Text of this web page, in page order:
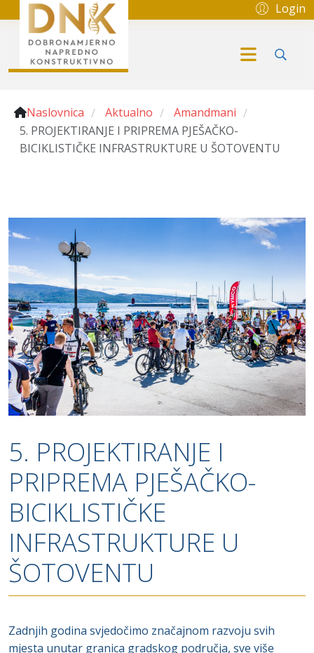
Login
Naslovnica / Aktualno / Amandmani /
5. PROJEKTIRANJE I PRIPREMA PJEŠAČKO-
BICIKLISTIČKE INFRASTRUKTURE U ŠOTOVENTU
5. PROJEKTIRANJE I
PRIPREMA PJEŠAČKO-
BICIKLISTIČKE
INFRASTRUKTURE U
ŠOTOVENTU
Zadnjih godina svjedočimo značajnom razvoju svih
mjesta unutar granica gradskog područja, sve više